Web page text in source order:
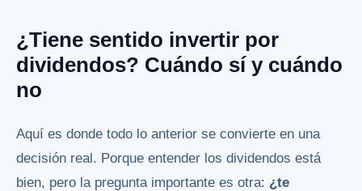
¿Tiene sentido invertir por
dividendos? Cuándo sí y cuándo
no
Aquí es donde todo lo anterior se convierte en una
decisión real. Porque entender los dividendos está
bien, pero la pregunta importante es otra: ¿te